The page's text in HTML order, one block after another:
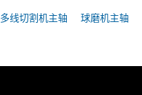
多线切割机主轴 球磨机主轴